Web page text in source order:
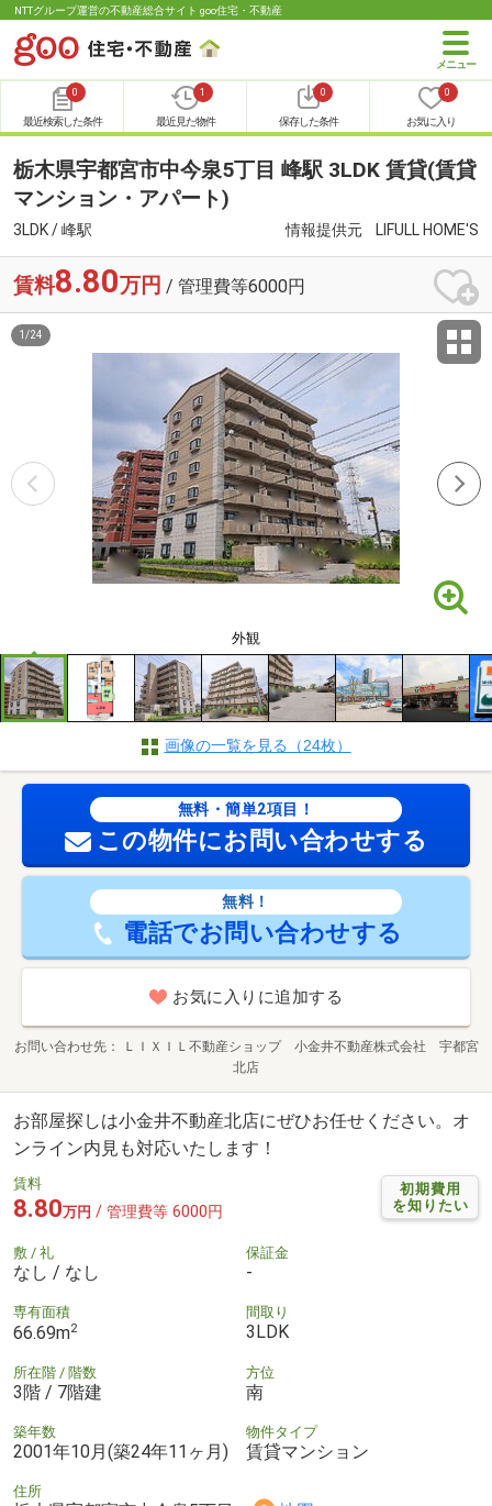
NTTグループ運営の不動産総合サイト goo住宅・不動産
0
最近検索した条件
1
最近見た物件
0
保存した条件
0
お気に入り
栃木県宇都宮市中今泉5丁目 峰駅 3LDK 賃貸(賃貸
マンション・アパート)
3LDK / 峰駅 情報提供元 LIFULL HOME'S
賃料8.80万円 / 管理費等6000円
外観
1 /24
画像の一覧を見る（24枚）
無料・簡単2項目！
この物件にお問い合わせする
無料！
電話でお問い合わせする
お気に入りに追加する
お問い合わせ先
ＬＩＸＩＬ不動産ショップ 小金井不動産株式会社 宇都宮
北店
お部屋探しは小金井不動産北店にぜひお任せください。オ
ンライン内見も対応いたします！
初期費用
を知りたい
賃料
8.80万円 / 管理費等 6000円
敷 / 礼
なし / なし
保証金
-
専有面積
66.69m2
間取り
3LDK
所在階 / 階数
3階 / 7階建
方位
南
築年数
2001年10月(築24年11ヶ月)
物件タイプ
賃貸マンション
住所